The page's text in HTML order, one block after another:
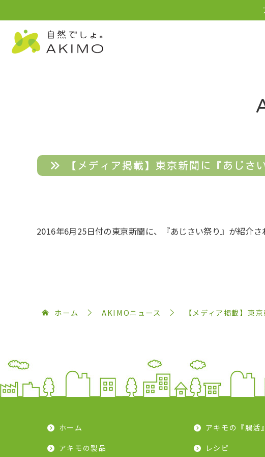
【メディア掲載】東京新聞に『あじさ
2016年6月25日付の東京新聞に、『あじさい祭り』が紹介さ
ホーム AKIMOニュース 【メディア掲載】東
ホーム
アキモの製品
アキモの『腸活』
レシピ